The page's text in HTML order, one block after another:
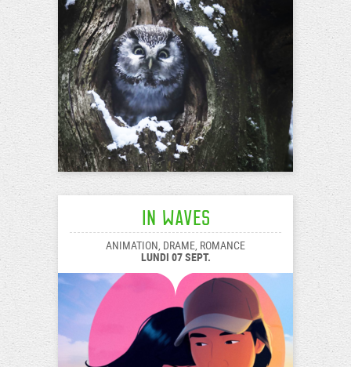
In Waves
ANIMATION, DRAME, ROMANCE
LUNDI 07 SEPT.